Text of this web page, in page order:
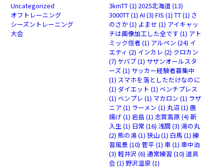
Uncategorized
オフトレーニング
シーズントレーニング
大会
3kmTT(1) 2025北海道 (13)
3000TT(1) AI (3) FIS (1) TT(1) さ
のさか(1) よませ (1) アイキャッ
チは画像加工した全です (1) アト
ミック信者 (1) アルペン (24) イ
エティ (2) インカレ (2) クロカン
(7) ケバブ(1) サザンオールスタ
ーズ (1) サッカー経験者募集中
(1) スマホを落としただけなのに
(1) ダイエット (1) ベンチプレス
(1) ベンプレ (1) マカロン (1) ラザ
ニア (1) ラーメン (1) 丸沼 (1) 唐
揚げ (1) 岩岳 (1) 志賀高原(4) 新
入生(1) 日常 (16) 浅間 (3) 湯の丸
(2) 熊の湯(1) 狭山(1) 白馬 (1) 練
習風景(10) 菅平(1) 車(1) 車中泊
(3) 軽井沢 (6) 通常練習 (10) 道具
会 (1) 野沢温泉(1)